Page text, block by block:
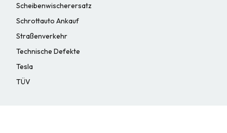
Scheibenwischerersatz
Schrottauto Ankauf
Straßenverkehr
Technische Defekte
Tesla
TÜV